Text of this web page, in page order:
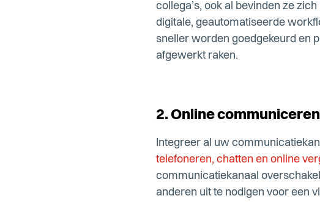
collega’s, ook al bevinden ze
digitale, geautomatiseerde
sneller worden goedgekeurd en
afgewerkt raken.
2. Online
Integreer al uw
telefoneren, chatten en online
communicatiekanaal
anderen uit te nodigen voor een